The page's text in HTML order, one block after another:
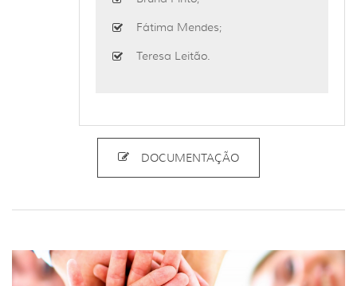
Fátima Mendes;
Teresa Leitão.
DOCUMENTAÇÃO